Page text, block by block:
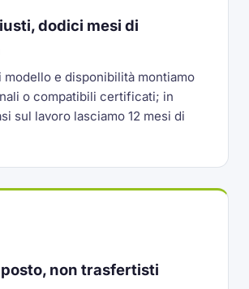
dodici mesi di
modello e disponibilità montiamo
o compatibili certificati; in
sul lavoro lasciamo 12 mesi di
non trasfertisti